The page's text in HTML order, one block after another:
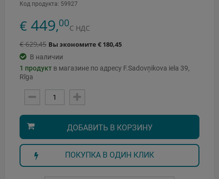
Код продукта: 59927
€ 449,00С НДС
€ 629,45 Вы экономите € 180,45
В наличии
1 продукт в магазине по адресу F.Sadovņikova iela 39,
Rīga
ДОБАВИТЬ В КОРЗИНУ
ПОКУПКА В ОДИН КЛИК